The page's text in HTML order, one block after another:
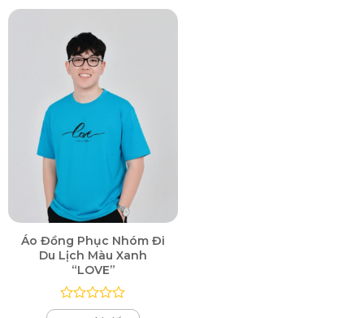
Áo Đồng Phục Nhóm Đi
Du Lịch Màu Xanh
“LOVE”
Được